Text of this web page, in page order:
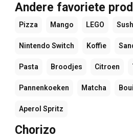
Andere favoriete
Pizza Mango LEGO
Nintendo Switch Koffie
Pasta Broodjes Citroen
Pannenkoeken Matcha
Aperol Spritz
Chorizo